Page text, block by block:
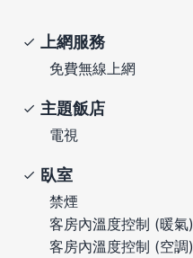
上網服務
免費無線上網
主題飯店
電視
臥室
禁煙
客房內溫度控制 (暖氣)
客房內溫度控制 (空調)